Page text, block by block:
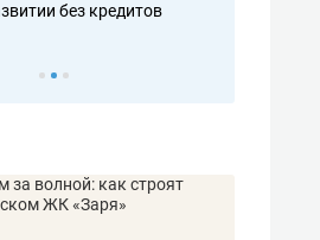
без кредитов